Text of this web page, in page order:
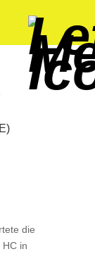
die
in
Back
1. Herren
2. Herren
Back
Weibliche
Back
NHC
Back
Vorstand
Satzung
Back
Back
Download
Back